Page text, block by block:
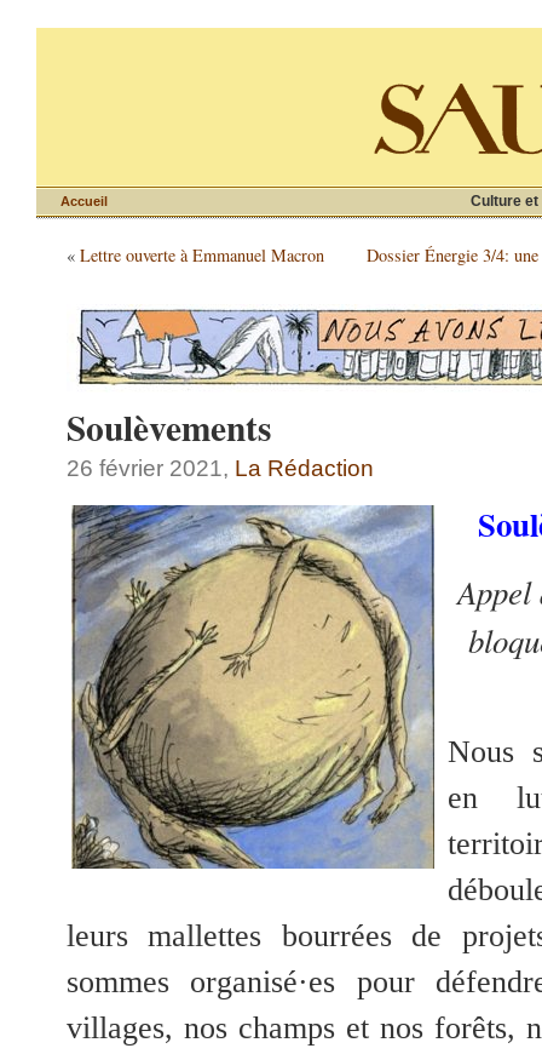
Culture et
Accueil
« Lettre ouverte à Emmanuel Macron Dossier Énergie 3/4:
Soulèvements
26 février 2021, La Rédaction
Appel
Nous
en
leurs mallettes bourrées de
sommes organisé·es pour
villages, nos champs et nos forêts,